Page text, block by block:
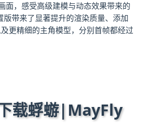
面，感受高级建模与动态效果带来的
版带来了显著提升的渲染质量、添加
更精细的主角模型，分别首帧都经过
载蜉蝣|MayFly